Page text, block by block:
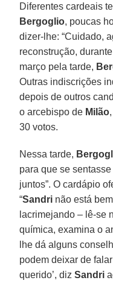
Diferentes cardeais
Bergoglio, poucas
dizer-lhe: “Cuidado,
reconstrução,
março pela tarde,
Outras indiscrições
depois de outros
o arcebispo de Milão
30 votos.
Nessa tarde,
para que se
juntos”. O cardápio
“Sandri não está
lacrimejando – lê-se
química, examina o
lhe dá alguns
podem deixar de
querido’, dizSandri